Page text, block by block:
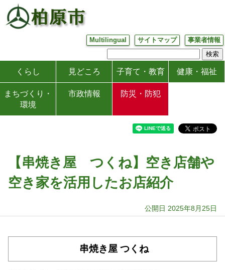
Multilingual サイトマップ 事業者情報
くらし 見どころ 子育て・教育 健康・福祉
まちづくり・
環境
市政情報 防災・防犯
【串焼き屋 つくね】空き店舗や
空き家を活用したお店紹介
公開日 2025年8月25日
串焼き屋 つくね